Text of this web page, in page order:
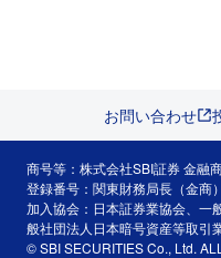
お問い合わせ
商号等：株式会社SBI証券 金融
登録番号：関東財務局長（金商
加入協会：日本証券業協会、一
般社団法人日本暗号資産等取引
© SBI SECURITIES Co., Ltd.